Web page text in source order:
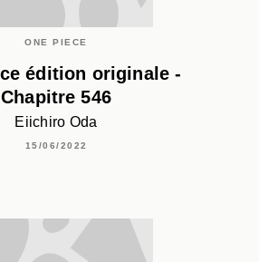
ONE PIECE
édition originale -
Chapitre 546
Eiichiro Oda
15/06/2022